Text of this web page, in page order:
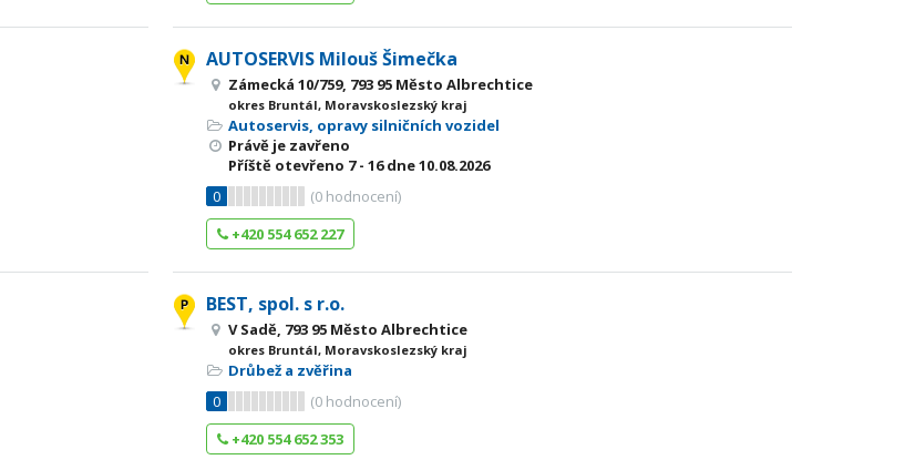
AUTOSERVIS Milouš Šimečka
Zámecká 10/759, 793 95 Město Albrechtice
okres Bruntál, Moravskoslezský kraj
Autoservis, opravy silničních vozidel
Právě je zavřeno
Příště otevřeno 7 - 16dne 10.08.2026
0
(0 hodnocení)
+420 554 652 227
BEST, spol. s r.o.
V Sadě, 793 95 Město Albrechtice
okres Bruntál, Moravskoslezský kraj
Drůbež a zvěřina
0
(0 hodnocení)
+420 554 652 353